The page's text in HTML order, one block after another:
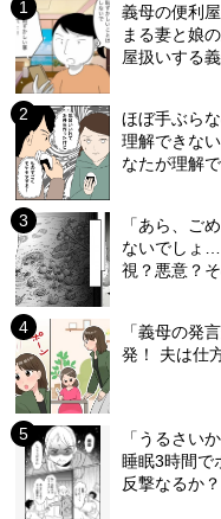
義母の便利
まる妻と娘
屋扱いする義
ほぼ手ぶら
理解できな
なたが理解
「あら、ご
ないでしょ
視？悪意？
「義母の発
発！ 夫は仕
「うるさい
睡眠3時間
反撃なるか？